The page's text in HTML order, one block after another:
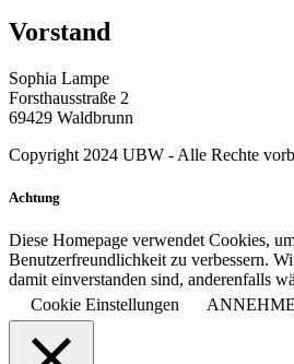
Vorstand
Sophia Lampe
Forsthausstraße 2
69429 Waldbrunn
Copyright 2024 UBW - Alle Rechte
Achtung
Diese Homepage verwendet Cookies,
Benutzerfreundlichkeit zu verbessern.
damit einverstanden sind, anderenfalls
Cookie Einstellungen